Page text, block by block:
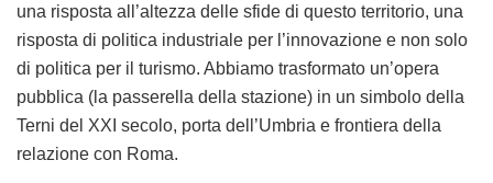
una risposta all’altezza delle sfide di questo territorio, una
risposta di politica industriale per l’innovazione e non solo
di politica per il turismo. Abbiamo trasformato un’opera
pubblica (la passerella della stazione) in un simbolo della
Terni del XXI secolo, porta dell’Umbria e frontiera della
relazione con Roma.